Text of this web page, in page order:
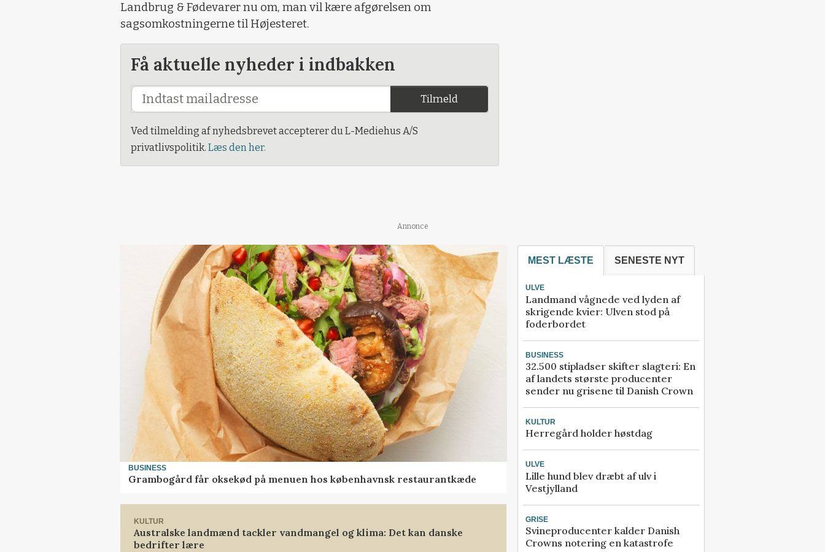
Landbrug & Fødevarer nu om, man vilkære afgørelsen om
sagsomkostningerne til Højesteret.
Få aktuelle nyheder i indbakken
Tilmeld
Ved tilmelding af nyhedsbrevet accepterer du L-Mediehus A/S
privatlivspolitik. Læs den her.
Annonce
BUSINESS
Grambogård får oksekød på menuen hos københavnsk restaurantkæde
KULTUR
Australske landmænd tackler vandmangel og klima: Det kan danske
bedrifter lære
MEST LÆSTE SENESTE NYT
ULVE
Landmand vågnede ved lyden af
skrigende kvier: Ulven stod på
foderbordet
BUSINESS
32.500 stipladser skifter slagteri: En
af landets største producenter
sender nu grisene til Danish Crown
KULTUR
Herregård holder høstdag
ULVE
Lille hund blev dræbt af ulv i
Vestjylland
GRISE
Svineproducenter kalder Danish
Crowns notering en katastrofe